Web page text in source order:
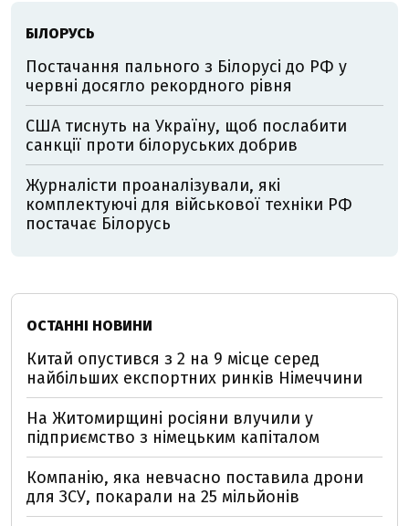
БІЛОРУСЬ
Постачання пального з Білорусі до РФ у
червні досягло рекордного рівня
США тиснуть на Україну, щоб послабити
санкції проти білоруських добрив
Журналісти проаналізували, які
комплектуючі для військової техніки РФ
постачає Білорусь
ОСТАННІ НОВИНИ
Китай опустився з 2 на 9 місце серед
найбільших експортних ринків Німеччини
На Житомирщині росіяни влучили у
підприємство з німецьким капіталом
Компанію, яка невчасно поставила дрони
для ЗСУ, покарали на 25 мільйонів